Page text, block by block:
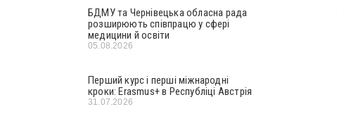
БДМУ та Чернівецька обласна рада
розширюють співпрацю у сфері
медицини й освіти
05.08.2026
Перший курс і перші міжнародні
кроки: Erasmus+ в Республіці Австрія
31.07.2026